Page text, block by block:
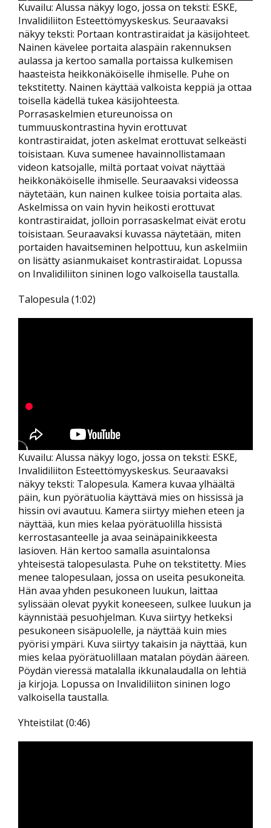
Kuvailu: Alussa näkyy logo, jossa on teksti: ESKE,
Invalidiliiton Esteettömyyskeskus. Seuraavaksi
näkyy teksti: Portaan kontrastiraidat ja käsijohteet.
Nainen kävelee portaita alaspäin rakennuksen
aulassa ja kertoo samalla portaissa kulkemisen
haasteista heikkonäköiselle ihmiselle. Puhe on
tekstitetty. Nainen käyttää valkoista keppiä ja ottaa
toisella kädellä tukea käsijohteesta.
Porrasaskelmien etureunoissa on
tummuuskontrastina hyvin erottuvat
kontrastiraidat, joten askelmat erottuvat selkeästi
toisistaan. Kuva sumenee havainnollistamaan
videon katsojalle, miltä portaat voivat näyttää
heikkonäköiselle ihmiselle. Seuraavaksi videossa
näytetään, kun nainen kulkee toisia portaita alas.
Askelmissa on vain hyvin heikosti erottuvat
kontrastiraidat, jolloin porrasaskelmat eivät erotu
toisistaan. Seuraavaksi kuvassa näytetään, miten
portaiden havaitseminen helpottuu, kun askelmiin
on lisätty asianmukaiset kontrastiraidat. Lopussa
on Invalidiliiton sininen logo valkoisella taustalla.
Talopesula (1:02)
Kuvailu: Alussa näkyy logo, jossa on teksti: ESKE,
Invalidiliiton Esteettömyyskeskus. Seuraavaksi
näkyy teksti: Talopesula. Kamera kuvaa ylhäältä
päin, kun pyörätuolia käyttävä mies on hississä ja
hissin ovi avautuu. Kamera siirtyy miehen eteen ja
näyttää, kun mies kelaa pyörätuolilla hissistä
kerrostasanteelle ja avaa seinäpainikkeesta
lasioven. Hän kertoo samalla asuintalonsa
yhteisestä talopesulasta. Puhe on tekstitetty. Mies
menee talopesulaan, jossa on useita pesukoneita.
Hän avaa yhden pesukoneen luukun, laittaa
sylissään olevat pyykit koneeseen, sulkee luukun ja
käynnistää pesuohjelman. Kuva siirtyy hetkeksi
pesukoneen sisäpuolelle, ja näyttää kuin mies
pyörisi ympäri. Kuva siirtyy takaisin ja näyttää, kun
mies kelaa pyörätuolillaan matalan pöydän ääreen.
Pöydän vieressä matalalla ikkunalaudalla on lehtiä
ja kirjoja. Lopussa on Invalidiliiton sininen logo
valkoisella taustalla.
Yhteistilat (0:46)